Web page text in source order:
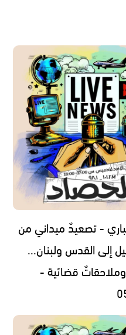
- تصعيدٌ ميداني من
إلى القدس ولبنان...
قضائية -